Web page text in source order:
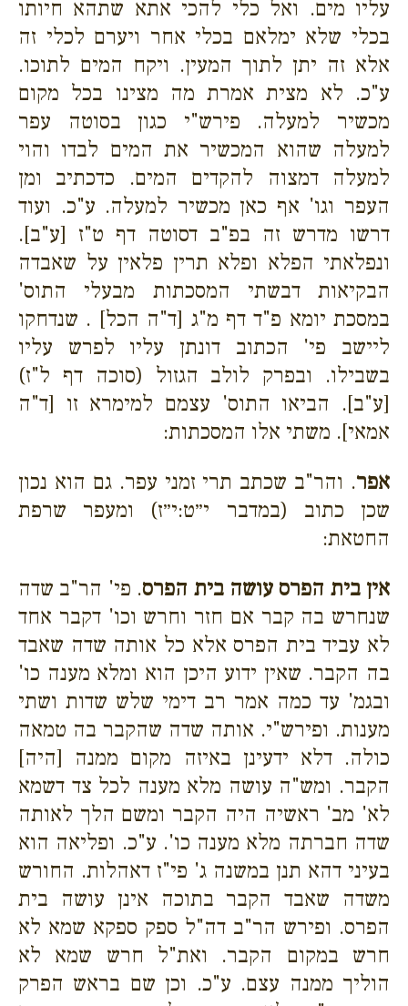
עליו מים. ואל כלי להכי אתא שתהא חיותו
בכלי שלא ימלאם בכלי אחר ויערם לכלי זה
אלא זה יתן לתוך המעין. ויקח המים לתוכו.
ע"כ. לא מצית אמרת מה מצינו בכל מקום
מכשיר למעלה. פירש"י כגון בסוטה עפר
למעלה שהוא המכשיר את המים לבדו והוי
למעלה דמצוה להקדים המים. כדכתיב ומן
העפר וגו' אף כאן מכשיר למעלה. ע"כ. ועוד
דרשו מדרש זה בפ"ב דסוטה דף ט"ז [ע"ב].
ונפלאתי הפלא ופלא תרין פלאין על שאבדה
הבקיאות דבשתי המסכתות מבעלי התוס'
במסכת יומא פ"ד דף מ"ג [ד"ה הכל] . שנדחקו
ליישב פי' הכתוב דונתן עליו לפרש עליו
בשבילו. ובפרק לולב הגזול (סוכה דף ל"ז)
[ע"ב]. הביאו התוס' עצמם למימרא זו [ד"ה
אמאי]. משתי אלו המסכתות:
אפר. והר"ב שכתב תרי זמני עפר. גם הוא נכון
שכן כתוב (במדבר י״ט:י״ז) ומעפר שרפת
החטאת:
אין בית הפרס עושה בית הפרס. פי' הר"ב שדה
שנחרש בה קבר אם חזר וחרש וכו' דקבר אחד
לא עביד בית הפרס אלא כל אותה שדה שאבד
בה הקבר. שאין ידוע היכן הוא ומלא מענה כו'
ובגמ' עד כמה אמר רב דימי שלש שדות ושתי
מענות. ופירש"י. אותה שדה שהקבר בה טמאה
כולה. דלא ידעינן באיזה מקום ממנה [היה]
הקבר. ומש"ה עושה מלא מענה לכל צד דשמא
לא' מב' ראשיה היה הקבר ומשם הלך לאותה
שדה חברתה מלא מענה כו'. ע"כ. ופליאה הוא
בעיני דהא תנן במשנה ג' פי"ז דאהלות. החורש
משדה שאבד הקבר בתוכה אינן עושה בית
הפרס. ופירש הר"ב דה"ל ספק ספקא שמא לא
חרש במקום הקבר. ואת"ל חרש שמא לא
הוליך ממנה עצם. ע"כ. וכן שם בראש הפרק